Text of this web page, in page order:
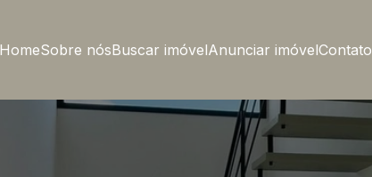
Sobre nósBuscar imóvelAnunciar imóvelContato